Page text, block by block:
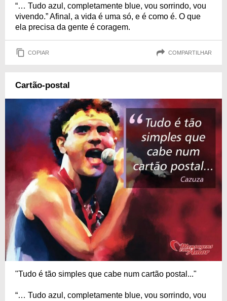
“… Tudo azul, completamente blue, vou sorrindo, vou
vivendo.” Afinal, a vida é uma só, e é como é. O que
ela precisa da gente é coragem.
COPIAR COMPARTILHAR
Cartão-postal
"Tudo é tão simples que cabe num cartão postal..."
“… Tudo azul, completamente blue, vou sorrindo, vou